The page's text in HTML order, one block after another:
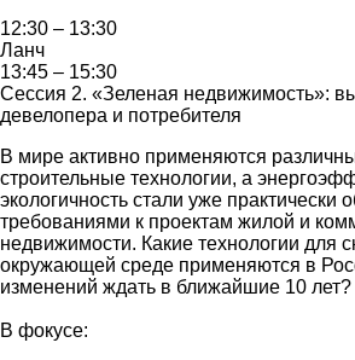
12:30 – 13:30
Ланч
13:45 – 15:30
Сессия 2. «Зеленая недвижимость»:
девелопера и потребителя
В мире активно применяются
строительные технологии, а
экологичность стали уже практически
требованиями к проектам жилой и
недвижимости. Какие технологии для
окружающей среде применяются в
изменений ждать в ближайшие 10 лет?
В фокусе: